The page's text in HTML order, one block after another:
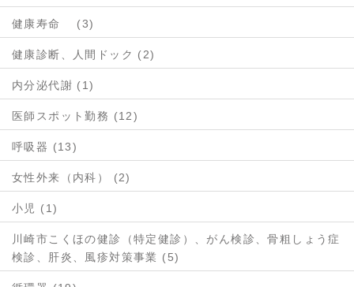
健康寿命 (3)
健康診断、人間ドック (2)
内分泌代謝 (1)
医師スポット勤務 (12)
呼吸器 (13)
女性外来（内科） (2)
小児 (1)
川崎市こくほの健診（特定健診）、がん検診、骨粗しょう症
検診、肝炎、風疹対策事業 (5)